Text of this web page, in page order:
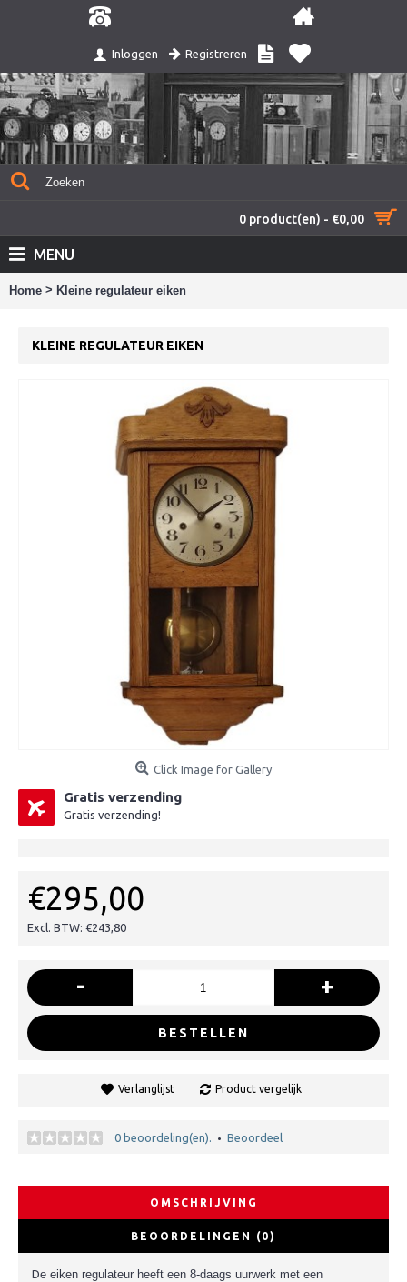
Inloggen Registreren
0 product(en) - €0,00
MENU
Home > Kleine regulateur eiken
KLEINE REGULATEUR EIKEN
Click Image for Gallery
Gratis verzending
Gratis verzending!
€295,00
Excl. BTW: €243,80
- +
BESTELLEN
Verlanglijst Product vergelijk
0 beoordeling(en). • Beoordeel
OMSCHRIJVING
BEOORDELINGEN (0)
De eiken regulateur heeft een 8-daags uurwerk met een